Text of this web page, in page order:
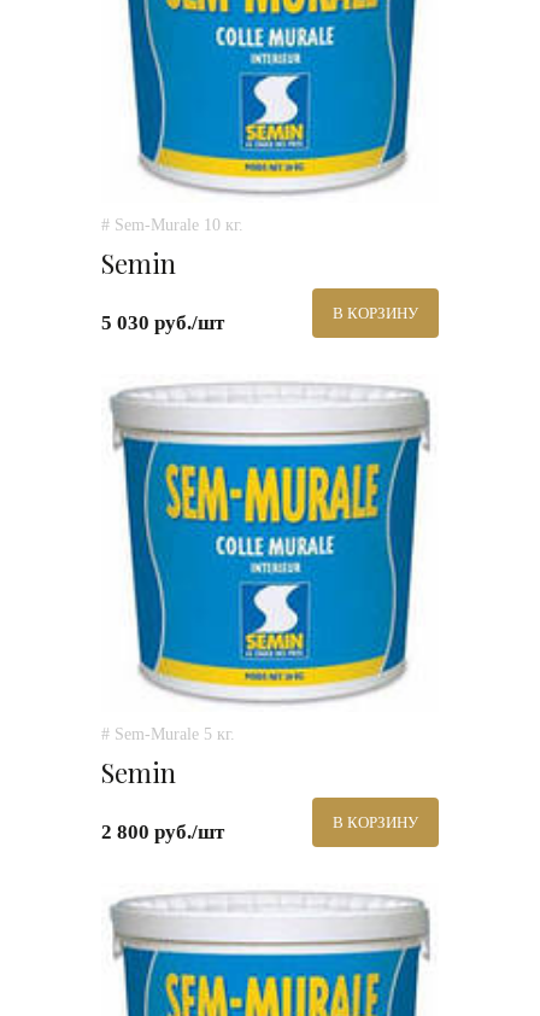
# Sem-Murale 10 кг.
Semin
5 030 руб./шт В КОРЗИНУ
# Sem-Murale 5 кг.
Semin
2 800 руб./шт В КОРЗИНУ